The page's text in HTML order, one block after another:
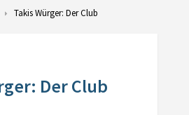
Takis Würger: Der Club
Der Club